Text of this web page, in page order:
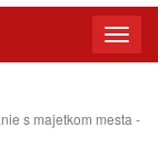
Toggle
s majetkom mesta -